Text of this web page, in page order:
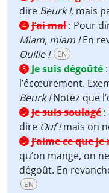
dire Beurk !, mais
4 J’ai mal : Pour
Miam, miam !En
Ouille !
EN
5 Je suis dégoûté :
l’écœurement.
Beurk !Notez que
5 Je suis soulagé :
dire Ouf !mais on
5 J’aime ce que
qu’on mange, on
dégoût. En
EN